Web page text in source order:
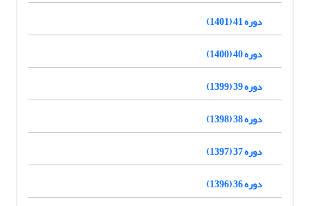
دوره 41 (1401)
دوره 40 (1400)
دوره 39 (1399)
دوره 38 (1398)
دوره 37 (1397)
دوره 36 (1396)